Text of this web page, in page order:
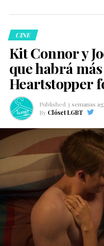
CINE
Kit Connor y
que habrá
Heartstopper
Published 3 semanas
By Clóset LGBT